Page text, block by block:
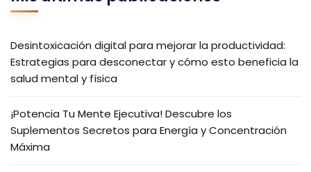
Desintoxicación digital para mejorar la productividad:
Estrategias para desconectar y cómo esto beneficia la
salud mental y física
¡Potencia Tu Mente Ejecutiva! Descubre los
Suplementos Secretos para Energía y Concentración
Máxima